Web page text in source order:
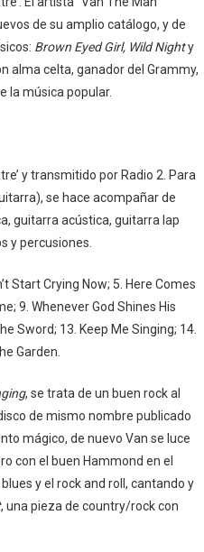
de su amplio catálogo, y de
Brown Eyed Girl, Wild Nighty
alma celta, ganador del Grammy,
la música popular.
y transmitido por Radio 2. Para
se hace acompañar de
guitarra acústica, guitarra lap
y percusiones.
Start Crying Now; 5. Here Comes
9. Whenever God Shines His
Sword; 13. Keep Me Singing; 14.
Garden.
, se trata de un buen rock al
de mismo nombre publicado
mágico, de nuevo Van se luce
con el buen Hammond en el
y el rock and roll, cantando y
, una pieza de country/rock con